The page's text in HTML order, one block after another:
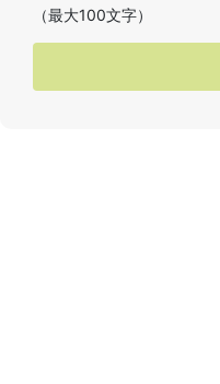
（最大100文字）